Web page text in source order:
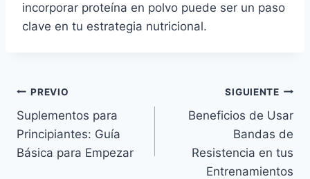
incorporar proteína en polvo puede ser un paso
clave en tu estrategia nutricional.
Navegación
de
entradas
PREVIO
Suplementos para
Principiantes: Guía
Básica para Empezar
SIGUIENTE
Beneficios de Usar
Bandas de
Resistencia en tus
Entrenamientos